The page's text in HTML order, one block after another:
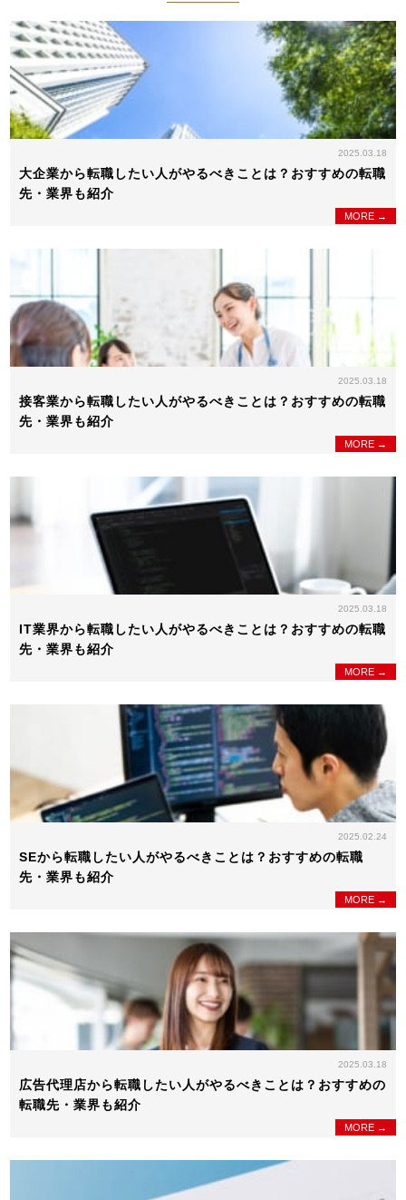
2025.03.18
大企業から転職したい人がやるべきことは？おすすめの転職
先・業界も紹介
MORE →
2025.03.18
接客業から転職したい人がやるべきことは？おすすめの転職
先・業界も紹介
MORE →
2025.03.18
IT業界から転職したい人がやるべきことは？おすすめの転職
先・業界も紹介
MORE →
2025.02.24
SEから転職したい人がやるべきことは？おすすめの転職
先・業界も紹介
MORE →
2025.03.18
広告代理店から転職したい人がやるべきことは？おすすめの
転職先・業界も紹介
MORE →